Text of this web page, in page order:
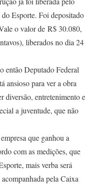
Esporte. Foi depositado
o valor de R$ 30.080,
liberados no dia 24
então Deputado Federal
ansioso para ver a obra
diversão, entretenimento e
a juventude, que não
que ganhou a
com as medições, que
mais verba será
pela Caixa